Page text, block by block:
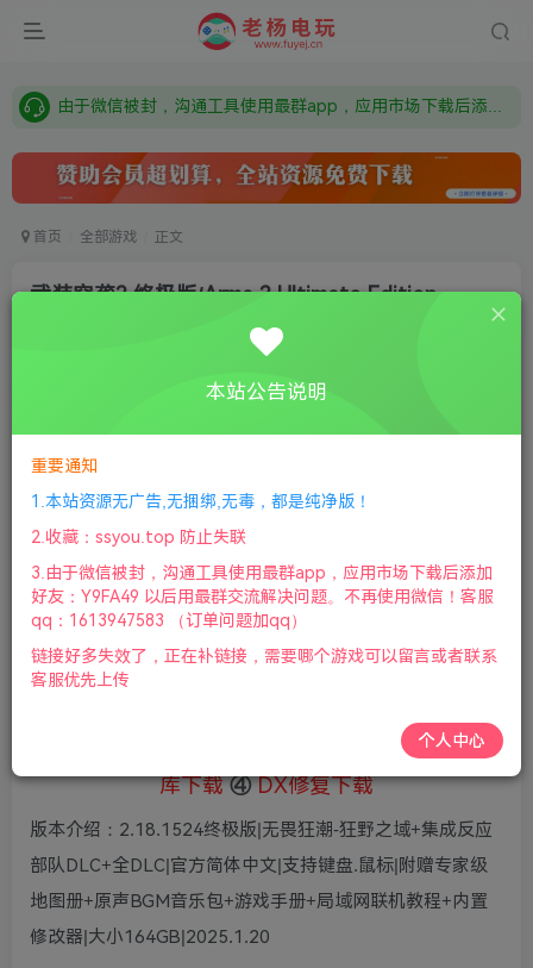
需要什么游戏请联系客服，若链接失效请联系客服，百度网盘边上的激活码也是解压密码
由于微信被封，沟通工具使用最群app，应用市场下载后添加好友：Y9FA49 以后用最群交流解决问题。不再使用微信！
首页 全部游戏 正文
武装突袭3 终极版/Arma 3 Ultimate Edition
武装突袭3 终极版/Arma 3 Ultimate Edition
此内容为付费资源，请付费后查看
鲜花 5
赞助会员 免费
付费资源
③ 游戏运行
库下载 ④ DX修复下载
版本介绍：2.18.1524终极版|无畏狂潮-狂野之域+集成反应
部队DLC+全DLC|官方简体中文|支持键盘.鼠标|附赠专家级
地图册+原声BGM音乐包+游戏手册+局域网联机教程+内置
修改器|大小164GB|2025.1.20
本站公告说明
重要通知
1.本站资源无广告,无捆绑,无毒，都是纯净版！
2.收藏：ssyou.top 防止失联
3.由于微信被封，沟通工具使用最群app，应用市场下载后添加
好友：Y9FA49 以后用最群交流解决问题。不再使用微信！客服
qq：1613947583 （订单问题加qq）
链接好多失效了，正在补链接，需要哪个游戏可以留言或者联系
客服优先上传
个人中心